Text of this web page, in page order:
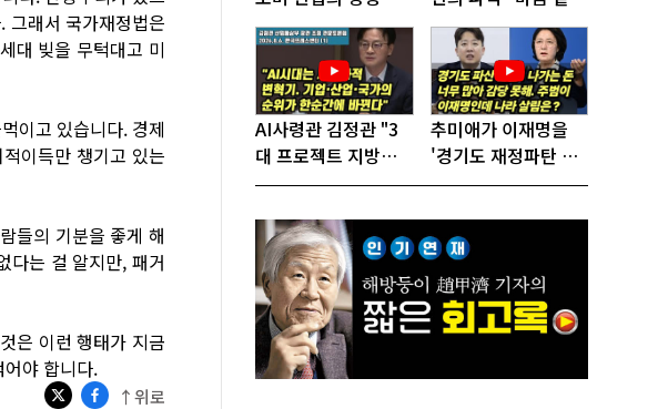
그래서 국가재정법은
대 빚을 무턱대고 미
이고 있습니다. 경제
이득만 챙기고 있는
들의 기분을 좋게 해
다는 걸 알지만, 패거
은 이런 행태가 지금
야 합니다.
↑위로
부, 발목 잡혔다!
서는 수도권에 원전
짓고싶다"
AI사령관 김정관 "3
대 프로젝트 지방투
자는 국가생존을 건
추미애가 이재명을
'경기도 재정파탄 책
임자'로 지목!